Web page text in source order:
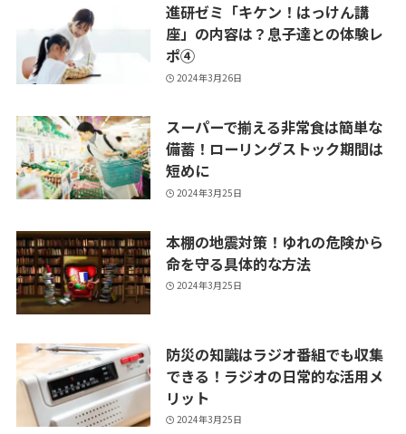
進研ゼミ「キケン！はっけん講
座」の内容は？息子達との体験レ
ポ④
2024年3月26日
スーパーで揃える非常食は簡単な
備蓄！ローリングストック期間は
短めに
2024年3月25日
本棚の地震対策！ゆれの危険から
命を守る具体的な方法
2024年3月25日
防災の知識はラジオ番組でも収集
できる！ラジオの日常的な活用メ
リット
2024年3月25日